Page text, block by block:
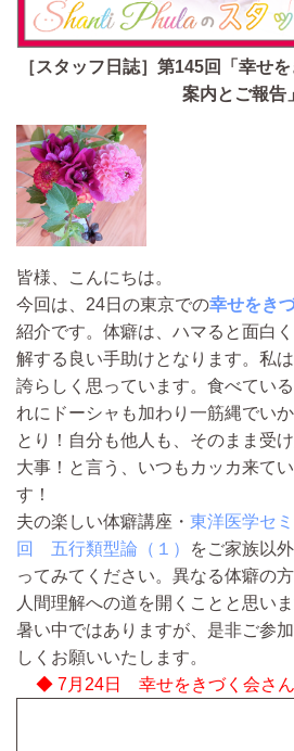
［スタッフ日誌］第145回「幸せ
案内とご報告」
皆様、こんにちは。
今回は、24日の東京での幸せをき
紹介です。体癖は、ハマると面白
解する良い手助けとなります。私
誇らしく思っています。食べてい
れにドーシャも加わり一筋縄でい
とり！自分も他人も、そのまま受
大事！と言う、いつもカッカ来て
す！
夫の楽しい体癖講座・ 東洋医学セ
回 五行類型論（１）
をご家族以
ってみてください。異なる体癖の
人間理解への道を開くことと思いま
暑い中ではありますが、是非ご参
しくお願いいたします。
◆ 7月24日 幸せをきづく会さ